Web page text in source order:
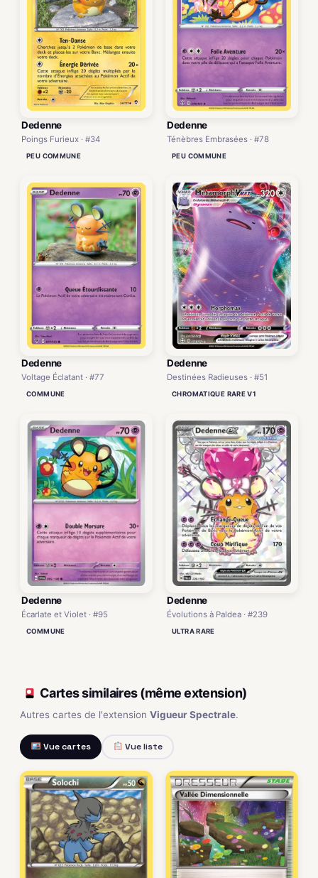
Dedenne
Poings Furieux · #34
PEU COMMUNE
Dedenne
Ténèbres Embrasées · #78
PEU COMMUNE
Dedenne
Voltage Éclatant · #77
COMMUNE
Dedenne
Destinées Radieuses · #51
CHROMATIQUE RARE V1
Dedenne
Écarlate et Violet · #95
COMMUNE
Dedenne
Évolutions à Paldea · #239
ULTRA RARE
Cartes similaires (même extension)
Autres cartes de l'extension Vigueur Spectrale.
Vue cartes Vue liste